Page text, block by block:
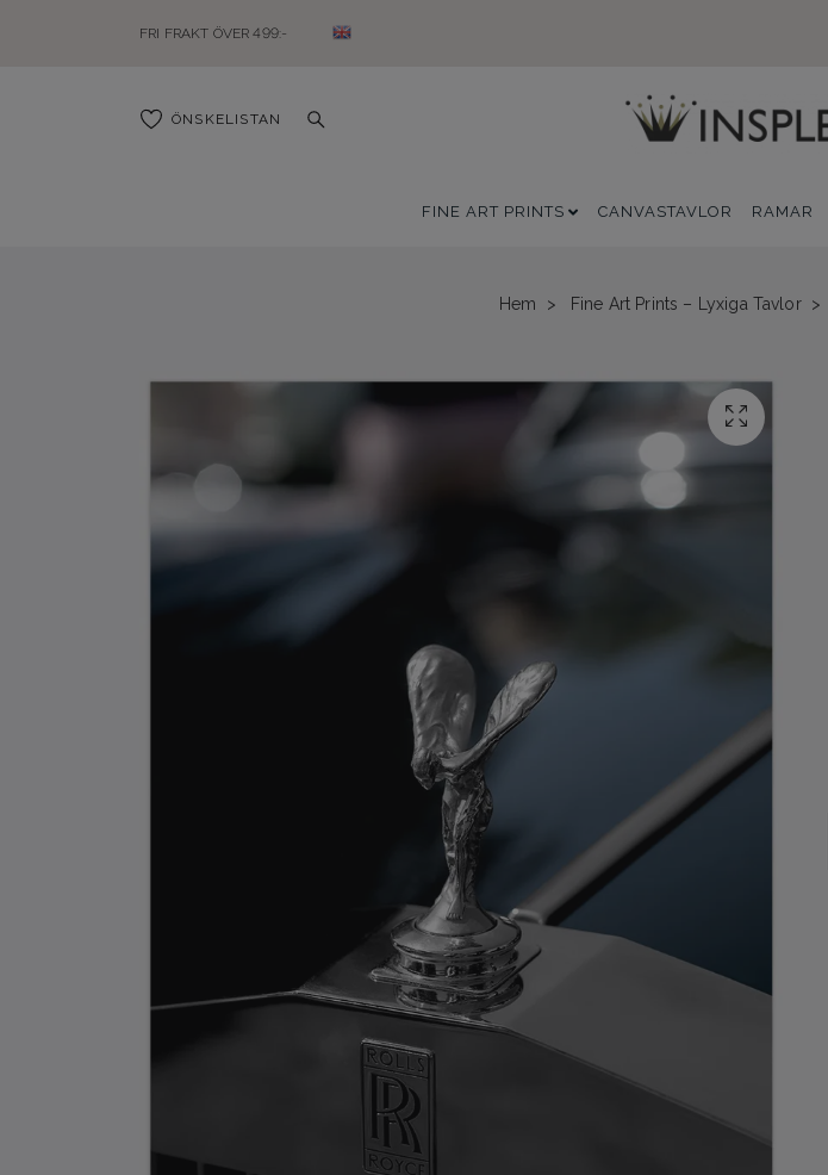
FRI FRAKT ÖVER 499:-
ÖNSKELISTAN
FINE ART PRINTS CANVASTAVLOR RAMAR
Hem Fine Art Prints – Lyxiga Tavlor